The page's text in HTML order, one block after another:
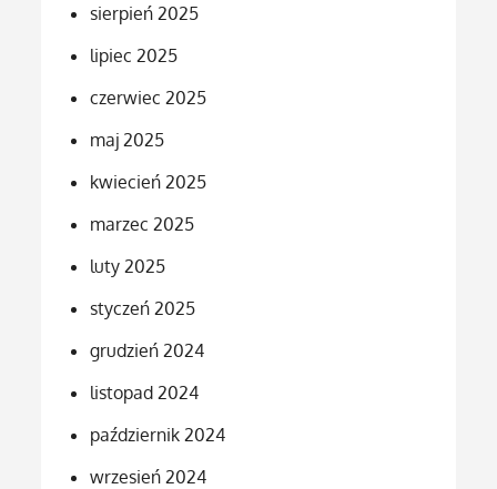
sierpień 2025
lipiec 2025
czerwiec 2025
maj 2025
kwiecień 2025
marzec 2025
luty 2025
styczeń 2025
grudzień 2024
listopad 2024
październik 2024
wrzesień 2024